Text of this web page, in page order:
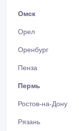
Омск
Орел
Оренбург
Пенза
Пермь
Ростов-на-Дону
Рязань